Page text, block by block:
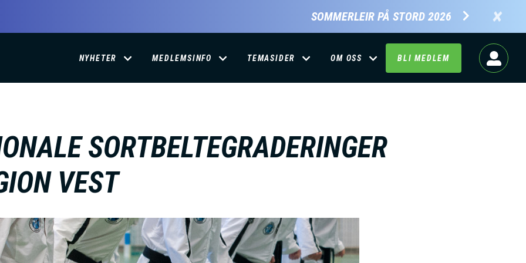
SOMMERLEIR PÅ STORD 2026 ×
D
M
A
I
N
NYHETER MEDLEMSINFO TEMASIDER OM OSS BLI MEDLEM
SORTBELTEGRADERINGER
VEST